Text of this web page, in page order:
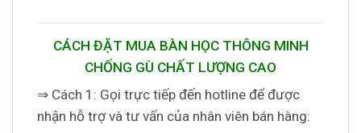
CÁCH ĐẶT MUA BÀN HỌC THÔNG MINH
CHỐNG GÙ CHẤT LƯỢNG CAO
⇒ Cách 1: Gọi trực tiếp đến hotline để được
nhận hỗ trợ và tư vấn của nhân viên bán hàng: